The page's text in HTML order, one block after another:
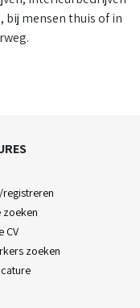
bij mensen thuis of in
zoeken
CV
zoeken